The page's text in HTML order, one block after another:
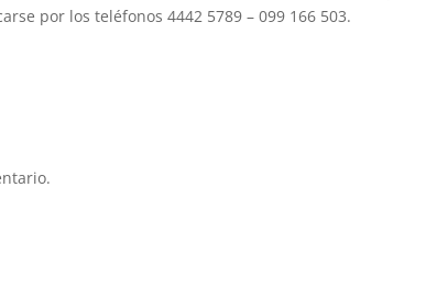
por los teléfonos 4442 5789 – 099 166 503.